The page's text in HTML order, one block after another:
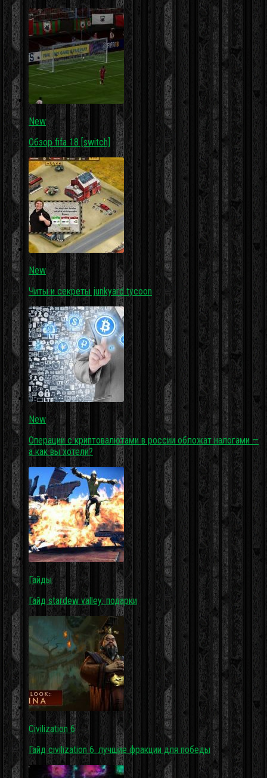
New
Обзор fifa 18 [switch]
New
Читы и секреты junkyard tycoon
New
Операции с криптовалютами в россии обложат налогами —
а как вы хотели?
Гайды
Гайд stardew valley: подарки
Civilization 6
Гайд civilization 6. лучшие фракции для победы